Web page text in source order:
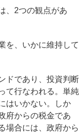
、2つの観点があ
を、いかに維持して
ドであり、投資判断
て行なわれる。単純
はいかない。しか
府からの税金であ
場合には、政府から